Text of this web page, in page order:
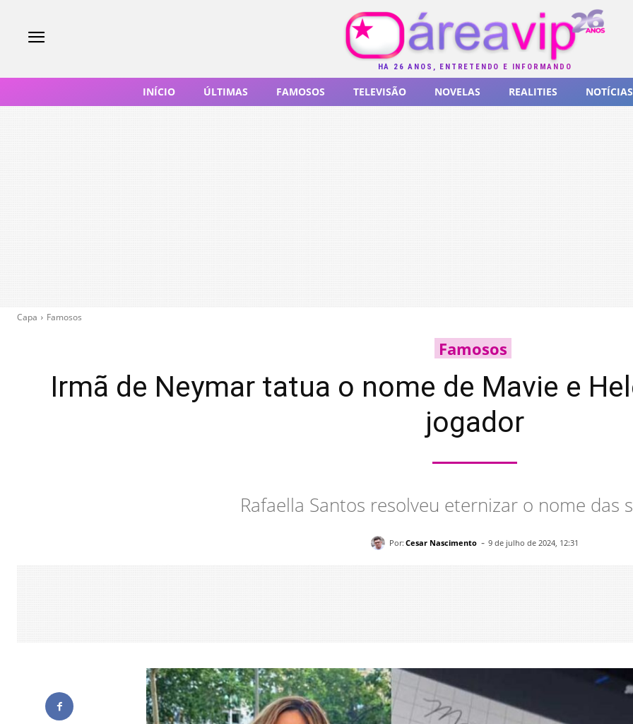
HÁ 26 ANOS, ENTRETENDO E INFORMANDO
INÍCIO ÚLTIMAS FAMOSOS TELEVISÃO NOVELAS REALITIES NOTÍCIAS
Capa Famosos
Famosos
Irmã de Neymar tatua o nome de Mavie e
jogador
Rafaella Santos resolveu eternizar o nome das
Por: Cesar Nascimento - 9 de julho de 2024, 12:31